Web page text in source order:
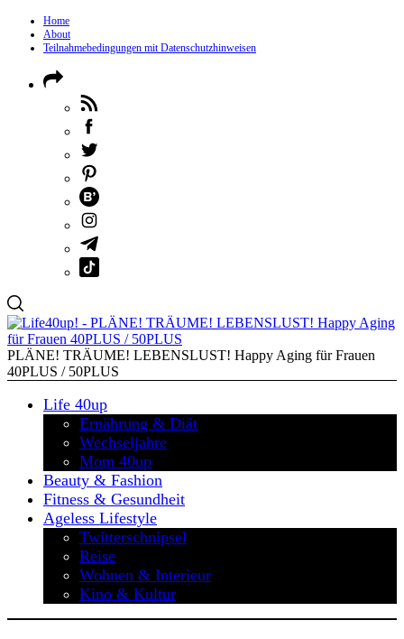
Home
About
Teilnahmebedingungen mit Datenschutzhinweisen
PLÄNE! TRÄUME! LEBENSLUST! Happy Aging für Frauen
40PLUS / 50PLUS
Life 40up
Ernährung & Diät
Wechseljahre
Mom 40up
Beauty & Fashion
Fitness & Gesundheit
Ageless Lifestyle
Twitterschnipsel
Reise
Wohnen & Interieur
Kino & Kultur